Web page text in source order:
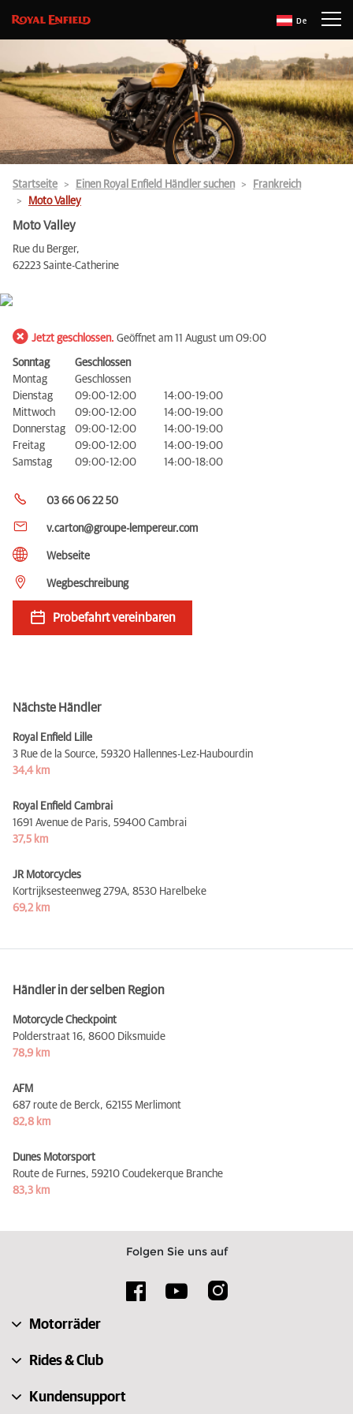
De
Startseite Einen Royal Enfield Händler suchen
Frankreich
Moto Valley
Moto Valley
Rue du Berger,
62223 Sainte-Catherine
Jetzt geschlossen. Geöffnet am 11 August um 09:00
Sonntag
Geschlossen
Montag
Geschlossen
Dienstag
09:00-12:00
14:00-19:00
Mittwoch
09:00-12:00
14:00-19:00
Donnerstag
09:00-12:00
14:00-19:00
Freitag
09:00-12:00
14:00-19:00
Samstag
09:00-12:00 14:00-18:00
03 66 06 22 50
v.carton@groupe-lempereur.com
Webseite
Wegbeschreibung
Probefahrt vereinbaren
Nächste Händler
Royal Enfield Lille
3 Rue de la Source, 59320 Hallennes-Lez-Haubourdin
34,4 km
Royal Enfield Cambrai
1691 Avenue de Paris, 59400 Cambrai
37,5 km
JR Motorcycles
Kortrijksesteenweg 279A, 8530 Harelbeke
69,2 km
Händler in der selben Region
Motorcycle Checkpoint
Polderstraat 16, 8600 Diksmuide
78,9 km
AFM
687 route de Berck, 62155 Merlimont
82,8 km
Dunes Motorsport
Route de Furnes, 59210 Coudekerque Branche
83,3 km
Folgen Sie uns auf
Motorräder
Rides & Club
Kundensupport